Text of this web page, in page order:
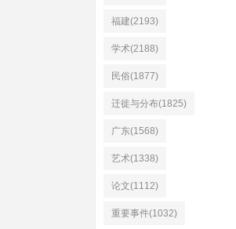
福建(2193)
学术(2188)
民俗(1877)
迁徙与分布(1825)
广东(1568)
艺术(1338)
论文(1112)
重要事件(1032)